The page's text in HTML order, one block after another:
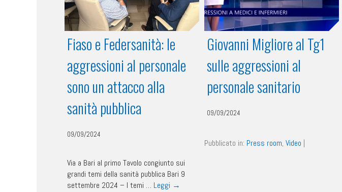
Fiaso e Federsanità: le
aggressioni al personale
sono un attacco alla
sanità pubblica
09/09/2024
Via a Bari al primo Tavolo congiunto sui
grandi temi della sanità pubblica Bari 9
settembre 2024 – I temi … Leggi →
Giovanni Migliore al Tg1
sulle aggressioni al
personale sanitario
09/09/2024
Pubblicato in: Press room, Video |